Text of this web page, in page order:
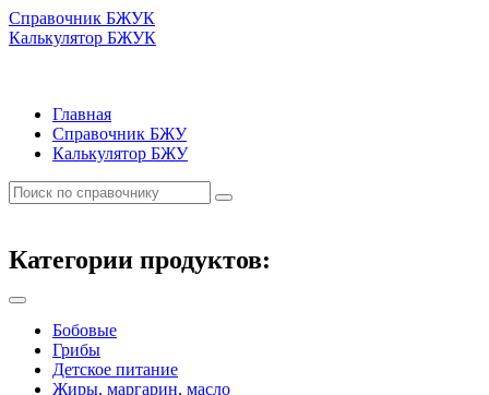
Справочник БЖУК
Калькулятор БЖУК
Главная
Справочник БЖУ
Калькулятор БЖУ
Категории продуктов:
Бобовые
Грибы
Детское питание
Жиры, маргарин, масло